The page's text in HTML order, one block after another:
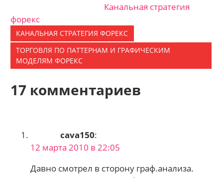
Канальная стратегия
форекc
КАНАЛЬНАЯ СТРАТЕГИЯ ФОРЕКС
ТОРГОВЛЯ ПО ПАТТЕРНАМ И ГРАФИЧЕСКИМ
МОДЕЛЯМ ФОРЕКС
17 комментариев
cava150:
12 марта 2010 в 22:05
Давно смотрел в сторону граф.анализа.